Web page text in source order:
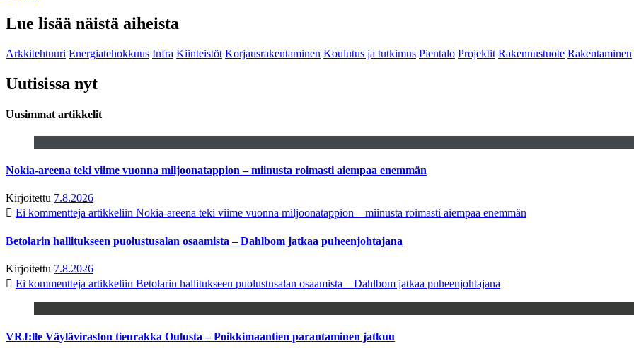
Lue lisää näistä aiheista
Arkkitehtuuri Energiatehokkuus Infra Kiinteistöt Korjausrakentaminen Koulutus ja tutkimus Pientalo Projektit Rakennustuote Rakentaminen
Uutisissa nyt
Uusimmat artikkelit
Nokia-areena teki viime vuonna miljoonatappion – miinusta roimasti aiempaa enemmän
Kirjoitettu 7.8.2026
Ei kommentteja artikkeliin Nokia-areena teki viime vuonna miljoonatappion – miinusta roimasti aiempaa enemmän
Betolarin hallitukseen puolustusalan osaamista – Dahlbom jatkaa puheenjohtajana
Kirjoitettu 7.8.2026
Ei kommentteja artikkeliin Betolarin hallitukseen puolustusalan osaamista – Dahlbom jatkaa puheenjohtajana
VRJ:lle Väyläviraston tieurakka Oulusta – Poikkimaantien parantaminen jatkuu